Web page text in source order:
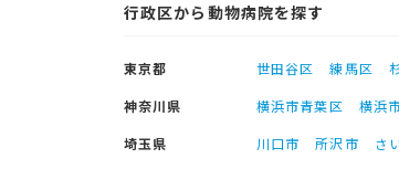
行政区から動物病院を探す
東京都 世田谷区 練馬区
神奈川県
横浜市青葉区 横浜
埼玉県
川口市 所沢市 さ